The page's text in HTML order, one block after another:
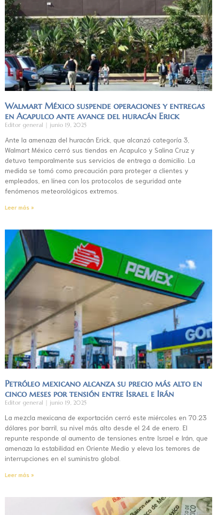
Walmart México suspende operaciones y entregas
en Acapulco ante avance del huracán Erick
Editor general junio 19, 2025
Ante la amenaza del huracán Erick, que alcanzó categoría 3,
Walmart México cerró sus tiendas en Acapulco y Salina Cruz y
detuvo temporalmente sus servicios de entrega a domicilio. La
medida se tomó como precaución para proteger a clientes y
empleados, en línea con los protocolos de seguridad ante
fenómenos meteorológicos extremos.
Leer más »
Petróleo mexicano alcanza su precio más alto en
cinco meses por tensión entre Israel e Irán
Editor general junio 19, 2025
La mezcla mexicana de exportación cerró este miércoles en 70.23
dólares por barril, su nivel más alto desde el 24 de enero. El
repunte responde al aumento de tensiones entre Israel e Irán, que
amenaza la estabilidad en Oriente Medio y eleva los temores de
interrupciones en el suministro global.
Leer más »